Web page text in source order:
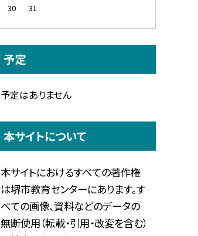
30
31
予定
予定はありません
本サイトについて
本サイトにおけるすべての著作権
は堺市教育センターにあります。す
べての画像、資料などのデータの
無断使用（転載・引用・改変を含む）